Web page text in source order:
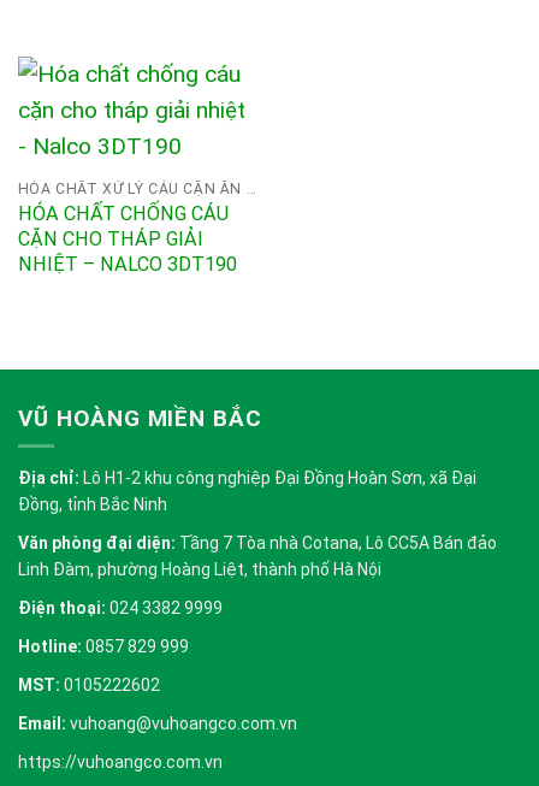
HÓA CHẤT CHỐNG CÁU
CẶN CHO THÁP GIẢI
NHIỆT – NALCO 3DT190
VŨ HOÀNG MIỀN BẮC
Địa chỉ: Lô H1-2 khu công nghiệp Đại Đồng Hoàn Sơn, xã Đại
Đồng, tỉnh Bắc Ninh
Văn phòng đại diện: Tầng 7 Tòa nhà Cotana, Lô CC5A Bán đảo
Linh Đàm, phường Hoàng Liệt, thành phố Hà Nội
Điện thoại: 024 3382 9999
Hotline: 0857 829 999
MST: 0105222602
Email: vuhoang@vuhoangco.com.vn
https://vuhoangco.com.vn